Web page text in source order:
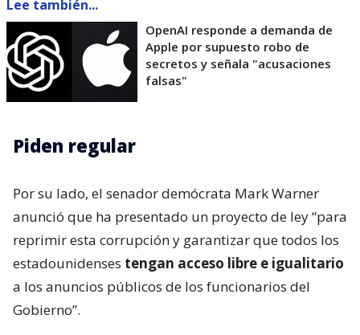
Lee también...
OpenAI responde a demanda de
Apple por supuesto robo de
secretos y señala "acusaciones
falsas"
Piden regular
Por su lado, el senador demócrata Mark Warner
anunció que ha presentado un proyecto de ley “para
reprimir esta corrupción y garantizar que todos los
estadounidenses tengan acceso libre e igualitario
a los anuncios públicos de los funcionarios del
Gobierno”.